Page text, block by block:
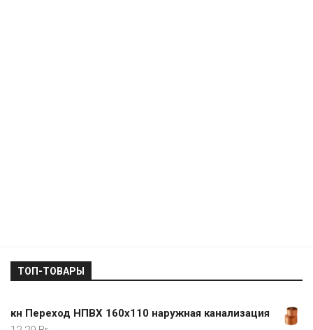
ТОП-ТОВАРЫ
кн Переход НПВХ 160х110 наружная канализация